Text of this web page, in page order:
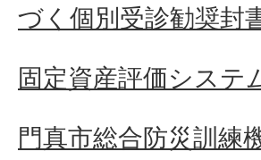
づく個別受診勧奨封
固定資産評価システ
門真市総合防災訓練